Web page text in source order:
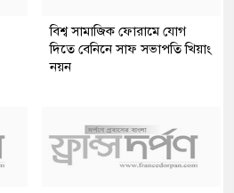
বিশ্ব সামাজিক ফোরামে যোগ
দিতে বেনিনে সাফ সভাপতি খিয়াং
নয়ন